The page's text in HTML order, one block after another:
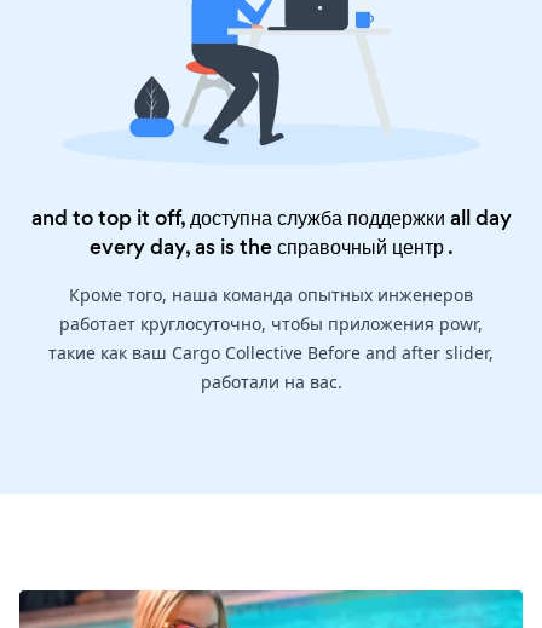
and to top it off, доступна служба поддержки all day
every day, as is theсправочный центр.
Кроме того, наша команда опытных инженеров
работает круглосуточно, чтобы приложения powr,
такие как ваш Cargo Collective Before and after slider,
работали на вас.